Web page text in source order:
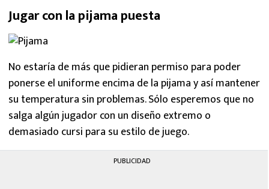
Jugar con la pijama puesta
No estaría de más que pidieran permiso para poder
ponerse el uniforme encima de la pijama y así mantener
su temperatura sin problemas. Sólo esperemos que no
salga algún jugador con un diseño extremo o
demasiado cursi para su estilo de juego.
PUBLICIDAD